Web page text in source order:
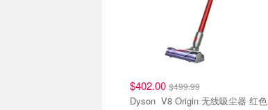
$402.00 $499.99
Dyson V8 Origin 无线吸尘器 红色